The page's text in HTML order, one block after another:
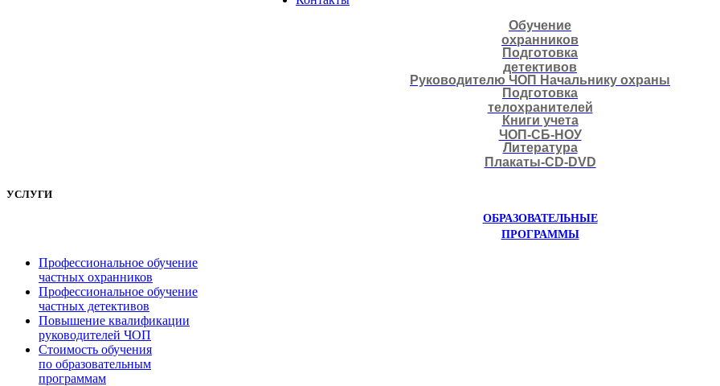
Обучение
охранников
Подготовка
детективов
Руководителю ЧОП Начальнику охраны
Подготовка
телохранителей
Книги учета
ЧОП-СБ-НОУ
Литература
Плакаты-CD-DVD
УСЛУГИ
ОБРАЗОВАТЕЛЬНЫЕ
ПРОГРАММЫ
Профессиональное обучение
частных охранников
Профессиональное обучение
частных детективов
Повышение квалификации
руководителей ЧОП
Стоимость обучения
по образовательным
программам